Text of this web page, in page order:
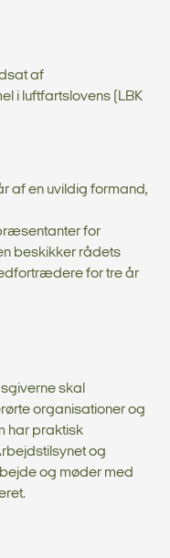
af
i luftfartslovens (LBK
af en uvildig formand,
for
beskikker rådets
for tre år
skal
organisationer og
har praktisk
og
og møder med